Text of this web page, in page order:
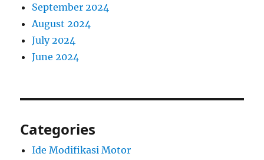
September 2024
August 2024
July 2024
June 2024
Categories
Ide Modifikasi Motor